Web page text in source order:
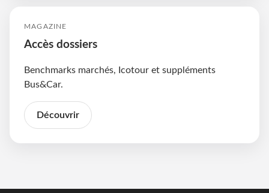
MAGAZINE
Accès dossiers
Benchmarks marchés, Icotour et suppléments
Bus&Car.
Découvrir